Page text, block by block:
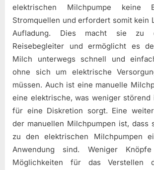
elektrischen Milchpumpe keine
Stromquellen und erfordert somit kein
Aufladung. Dies macht sie zu
Reisebegleiter und ermöglicht es
Milch unterwegs schnell und
ohne sich um elektrische
müssen. Auch ist eine manuelle
eine elektrische, was weniger störend
für eine Diskretion sorgt. Eine
der manuellen Milchpumpen ist, dass
zu den elektrischen Milchpumpen
Anwendung sind. Weniger
Möglichkeiten für das Verstellen